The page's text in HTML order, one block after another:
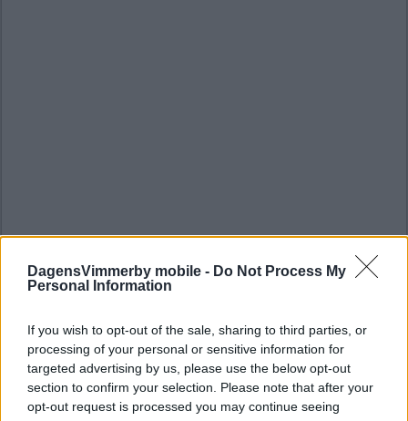
DagensVimmerby mobile - Do Not Process My
Personal Information
If you wish to opt-out of the sale, sharing to third parties, or
processing of your personal or sensitive information for
targeted advertising by us, please use the below opt-out
section to confirm your selection. Please note that after your
opt-out request is processed you may continue seeing